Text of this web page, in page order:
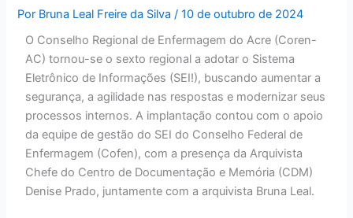
Por Bruna Leal Freire da Silva/10 de outubro de 2024
O Conselho Regional de Enfermagem do Acre (Coren-
AC) tornou-se o sexto regional a adotar o Sistema
Eletrônico de Informações (SEI!), buscando aumentar a
segurança, a agilidade nas respostas e modernizar seus
processos internos. A implantação contou com o apoio
da equipe de gestão do SEI do Conselho Federal de
Enfermagem (Cofen), com a presença da Arquivista
Chefe do Centro de Documentação e Memória (CDM)
Denise Prado, juntamente com a arquivista Bruna Leal.